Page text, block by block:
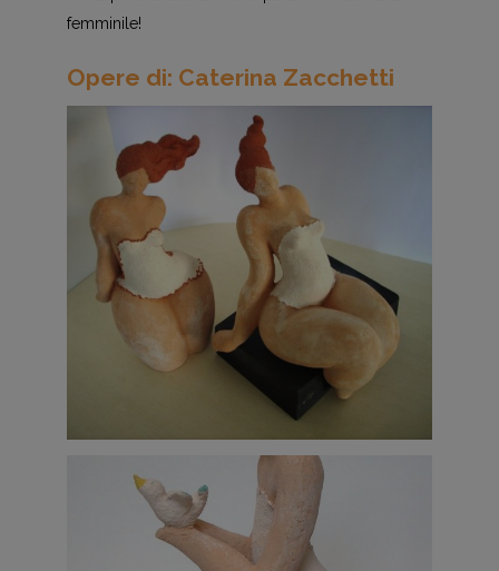
femminile!
Opere di: Caterina Zacchetti